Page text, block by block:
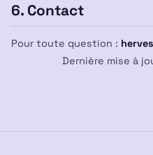
6. Contact
Pour toute question :
Dernière mise à